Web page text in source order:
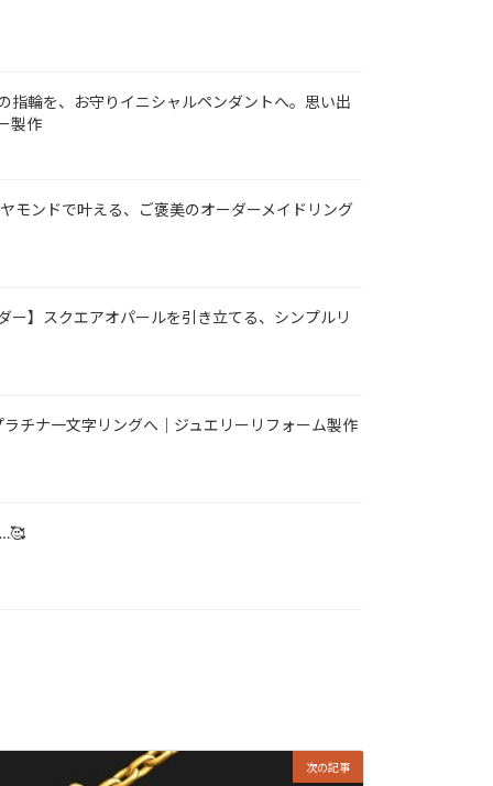
指輪を、お守りイニシャルペンダントへ。思い出
製作
モンドで叶える、ご褒美のオーダーメイドリング
ー】スクエアオパールを引き立てる、シンプルリ
チナ一文字リングへ｜ジュエリーリフォーム製作
次の記事